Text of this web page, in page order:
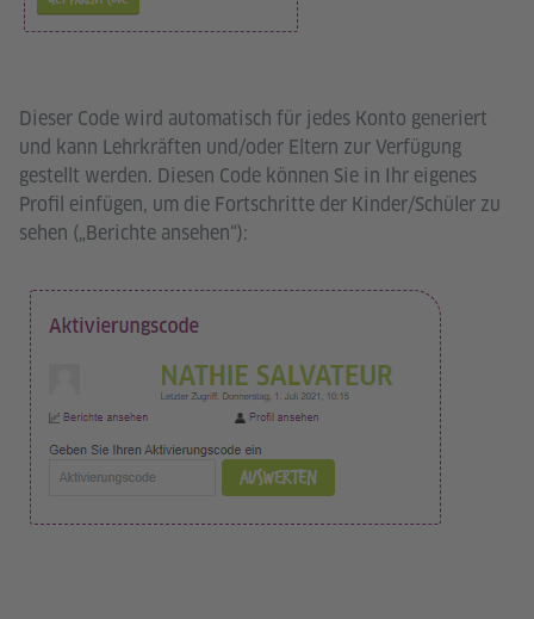
Dieser Code wird automatisch für jedes Konto generiert
und kann Lehrkräften und/oder Eltern zur Verfügung
gestellt werden. Diesen Code können Sie in Ihr eigenes
Profil einfügen, um die Fortschritte der Kinder/Schüler zu
sehen („Berichte ansehen“):